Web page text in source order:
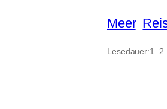
Meer,
Lesedauer:1–2